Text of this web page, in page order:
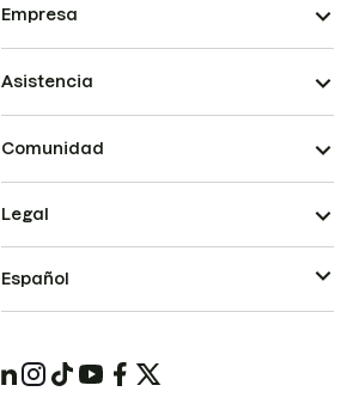
Empresa
Asistencia
Comunidad
Legal
Español